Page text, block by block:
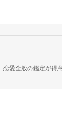
愛全般の鑑定が得